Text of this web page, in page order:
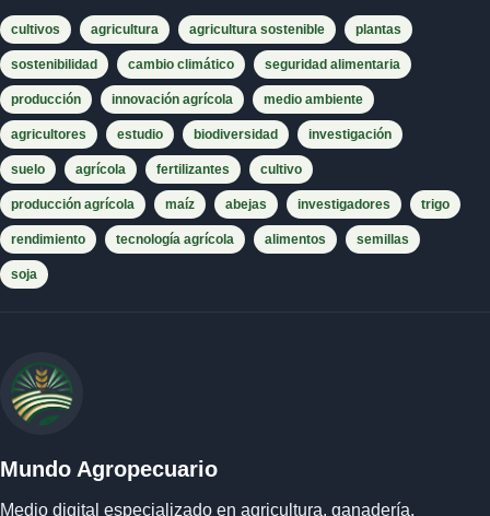
cultivos agricultura agricultura sostenible plantas
sostenibilidad cambio climático seguridad alimentaria
producción innovación agrícola medio ambiente
agricultores estudio biodiversidad investigación
suelo agrícola fertilizantes cultivo
producción agrícola maíz abejas investigadores trigo
rendimiento tecnología agrícola alimentos semillas
soja
Mundo Agropecuario
Medio digital especializado en agricultura, ganadería,